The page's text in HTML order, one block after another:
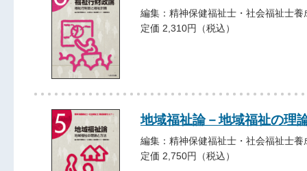
編集：精神保健福祉士・社会福祉士
定価 2,310円（税込）
地域福祉論－地域福祉の理
編集：精神保健福祉士・社会福祉士
定価 2,750円（税込）